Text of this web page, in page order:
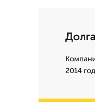
2014